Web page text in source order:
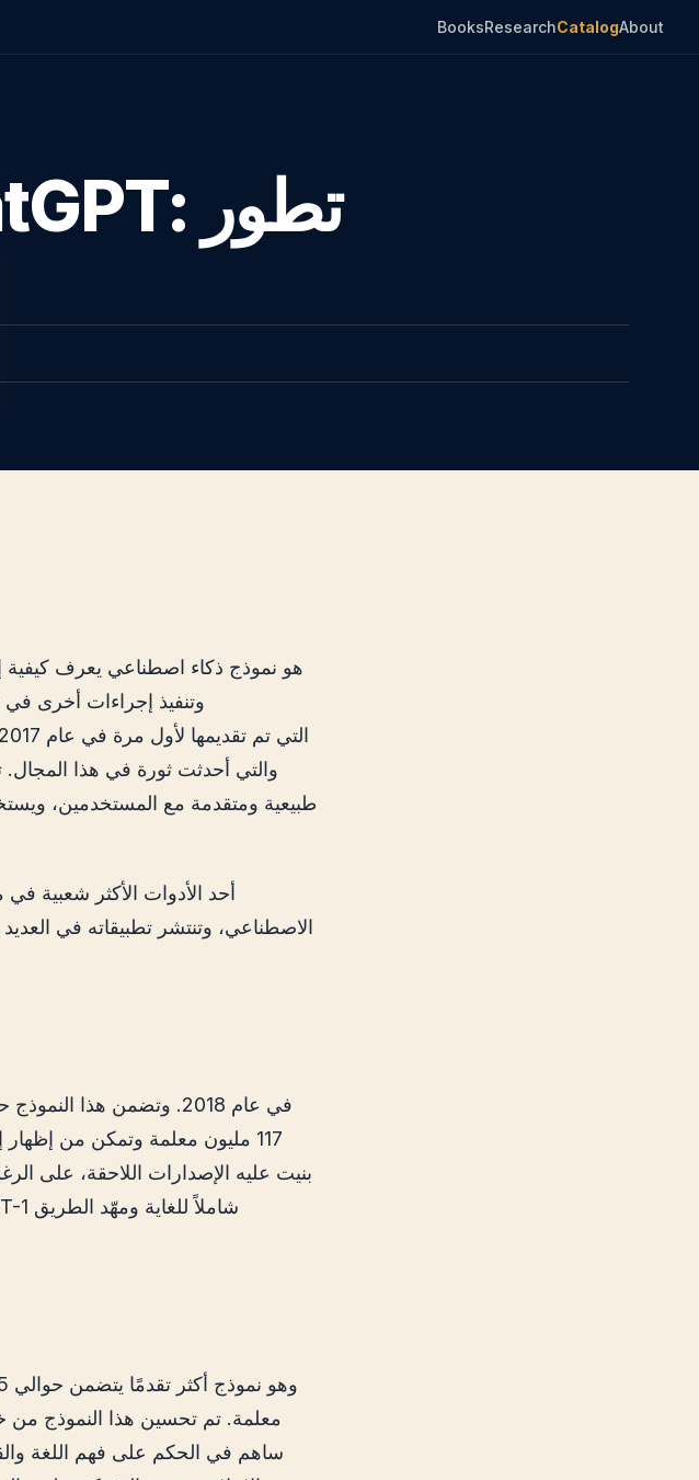
BooksResearchCatalogAbout
وتنفيذ إجراءات أخرى في
طبيعية ومتقدمة مع المستخدمين،
الاصطناعي، وتنتشر تطبيقاته في
117 مليون معلمة وتمكن من
بنيت عليه الإصدارات اللاحقة، على
معلمة. تم تحسين هذا النموذج من
ساهم في الحكم على فهم اللغة